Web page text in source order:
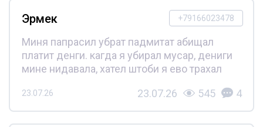
+79166023478
Эрмек
Миня папрасил убрат падмитат абищал
платит денги. кагда я убирал мусар, дениги
мине нидавала, хател штоби я ево трахал
23.07.26 23.07.26 545 4